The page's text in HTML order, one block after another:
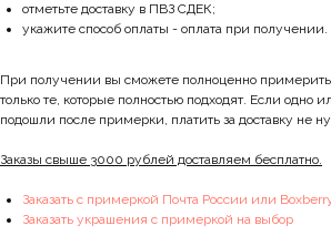
отметьте доставку в ПВЗ СДЕК;
укажите способ оплаты - оплата при получении.
При получении вы сможете полноценно
только те, которые полностью подходят. Если одно
подошли после примерки, платить за доставку не
Заказы свыше 3000 рублей доставляем бесплатно.
Заказать с примеркой Почта России или
Заказать украшения с примеркой на выбор